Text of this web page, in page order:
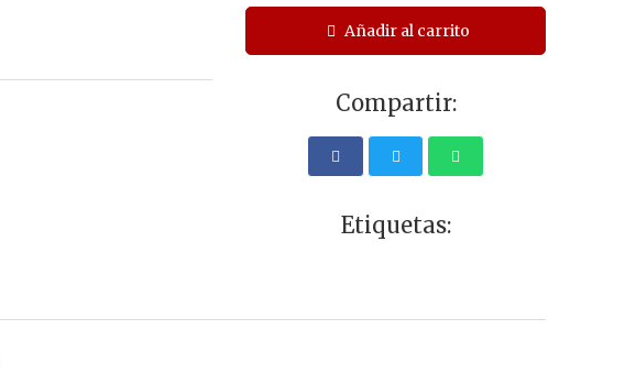
Añadir al carrito
Compartir:
Etiquetas: